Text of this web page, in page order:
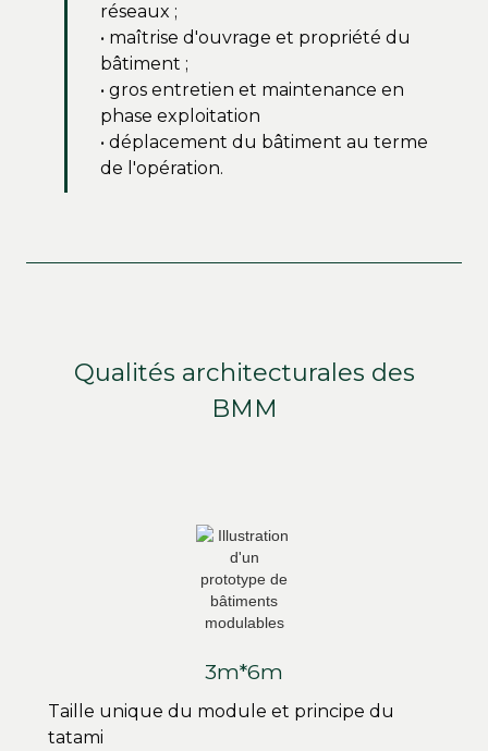
réseaux ;
• maîtrise d'ouvrage et propriété du
bâtiment ;
• gros entretien et maintenance en
phase exploitation
• déplacement du bâtiment au terme
de l'opération.
Qualités architecturales des
BMM
3m*6m
Taille unique du module et principe du
tatami